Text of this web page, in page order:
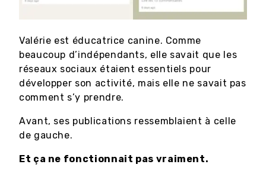
Valérie est éducatrice canine. Comme
beaucoup d’indépendants, elle savait que les
réseaux sociaux étaient essentiels pour
développer son activité, mais elle ne savait pas
comment s’y prendre.
Avant, ses publications ressemblaient à celle
de gauche.
Et ça ne fonctionnait pas vraiment.